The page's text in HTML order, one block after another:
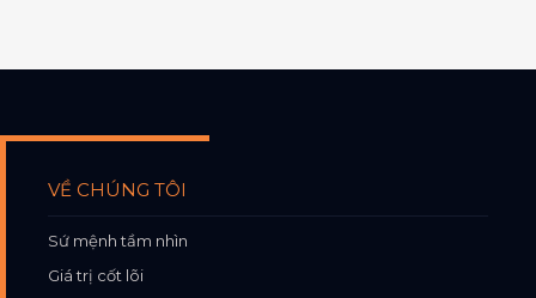
VỀ CHÚNG TÔI
Sứ mệnh tầm nhìn
Giá trị cốt lõi